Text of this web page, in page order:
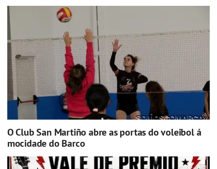
O Club San Martiño abre as portas do voleibol á
mocidade do Barco